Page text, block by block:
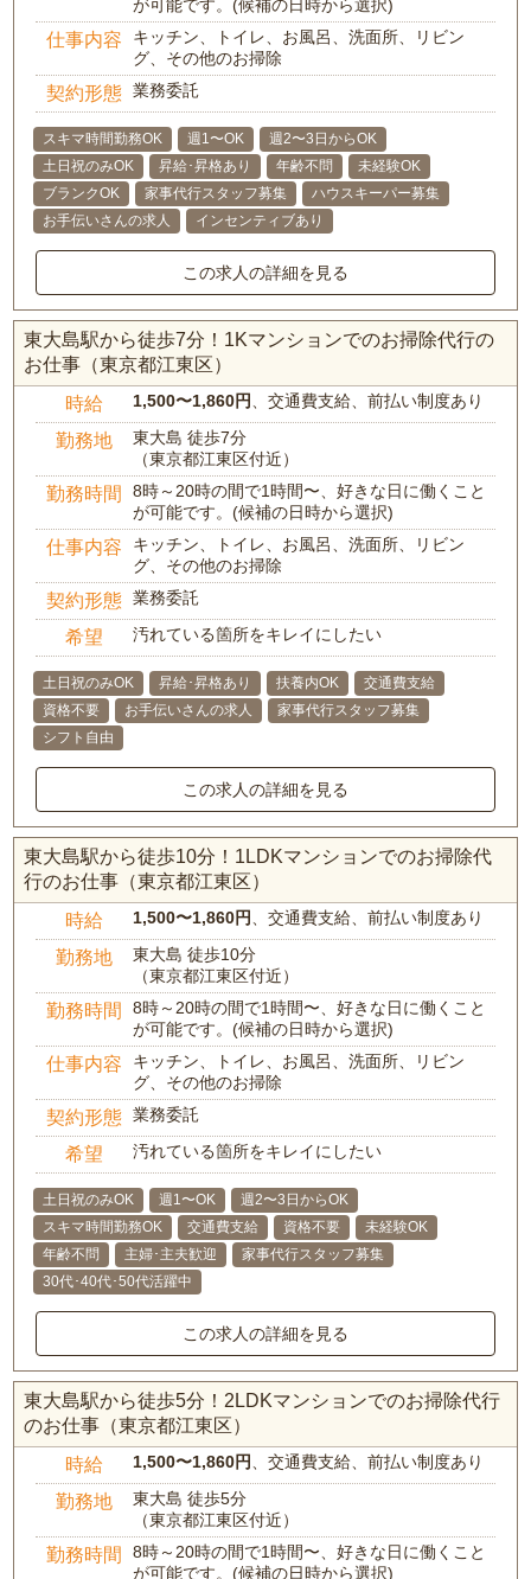
が可能です。(候補の日時から選択)
仕事内容
キッチン、トイレ、お風呂、洗面所、リビン
グ、その他のお掃除
契約形態 業務委託
スキマ時間勤務OK 週1〜OK
週2〜3日からOK
土日祝のみOK
昇給･昇格あり 年齢不問
未経験OK
ブランクOK
家事代行スタッフ募集
ハウスキーパー募集
お手伝いさんの求人
インセンティブあり
この求人の詳細を見る
東大島駅から徒歩7分！1Kマンションでのお掃除代行の
お仕事（東京都江東区）
時給 1,500〜1,860円、交通費支給、前払い制度あり
勤務地
東大島 徒歩7分
（東京都江東区付近）
勤務時間
8時～20時の間で1時間〜、好きな日に働くこと
が可能です。(候補の日時から選択)
仕事内容
キッチン、トイレ、お風呂、洗面所、リビン
グ、その他のお掃除
契約形態 業務委託
希望 汚れている箇所をキレイにしたい
土日祝のみOK 昇給･昇格あり 扶養内OK
交通費支給
資格不要
お手伝いさんの求人
家事代行スタッフ募集
シフト自由
この求人の詳細を見る
東大島駅から徒歩10分！1LDKマンションでのお掃除代
行のお仕事（東京都江東区）
時給 1,500〜1,860円、交通費支給、前払い制度あり
勤務地
東大島 徒歩10分
（東京都江東区付近）
勤務時間
8時～20時の間で1時間〜、好きな日に働くこと
が可能です。(候補の日時から選択)
仕事内容
キッチン、トイレ、お風呂、洗面所、リビン
グ、その他のお掃除
契約形態 業務委託
希望 汚れている箇所をキレイにしたい
土日祝のみOK 週1〜OK
週2〜3日からOK
スキマ時間勤務OK
交通費支給 資格不要
未経験OK
年齢不問
主婦･主夫歓迎
家事代行スタッフ募集
30代･40代･50代活躍中
この求人の詳細を見る
東大島駅から徒歩5分！2LDKマンションでのお掃除代行
のお仕事（東京都江東区）
時給 1,500〜1,860円、交通費支給、前払い制度あり
勤務地
東大島 徒歩5分
（東京都江東区付近）
勤務時間
8時～20時の間で1時間〜、好きな日に働くこと
が可能です。(候補の日時から選択)